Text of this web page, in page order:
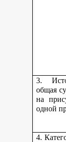
3.
общая
на
одной
4.